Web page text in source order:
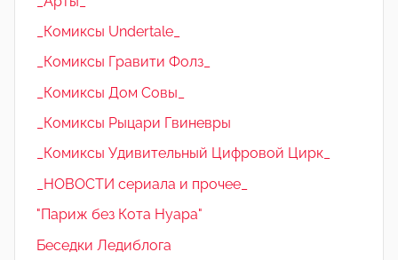
_Комиксы Undertale_
_Комиксы Гравити Фолз_
_Комиксы Дом Совы_
_Комиксы Рыцари Гвиневры
_Комиксы Удивительный Цифровой Цирк_
_НОВОСТИ сериала и прочее_
"Париж без Кота Нуара"
Беседки Ледиблога